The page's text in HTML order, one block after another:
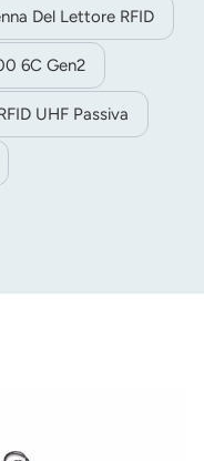
Del Lettore RFID
6C Gen2
UHF Passiva